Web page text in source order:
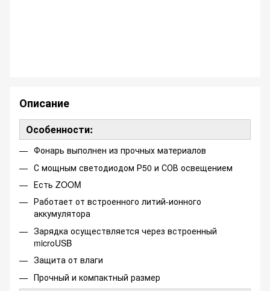
Описание
Особенности:
Фонарь выполнен из прочных материалов
С мощным светодиодом Р50 и СОВ освещением
Есть ZOOM
Работает от встроенного литий-ионного
аккумулятора
Зарядка осуществляется через встроенный
microUSB
Защита от влаги
Прочный и компактный размер